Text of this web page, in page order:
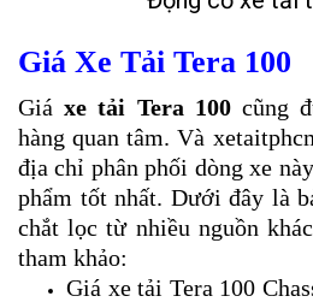
Giá Xe Tải Tera 100
Giáxe tải Tera 100cũng
hàng quan tâm. Và
địa chỉ phân phối dòng xe
phẩm tốt nhất. Dưới đây là
chắt lọc từ nhiều nguồn
tham khảo:
Giá xe tải Tera 100